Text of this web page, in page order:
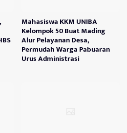
Mahasiswa KKM UNIBA
Kelompok 50 Buat Mading
Alur Pelayanan Desa,
Permudah Warga Pabuaran
Urus Administrasi